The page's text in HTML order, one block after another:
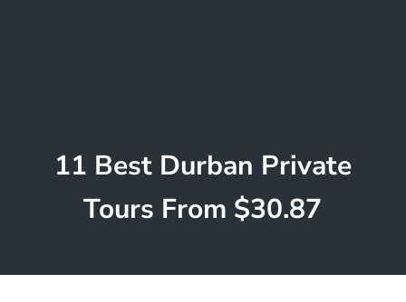
11 Best Durban Private
Tours From $30.87